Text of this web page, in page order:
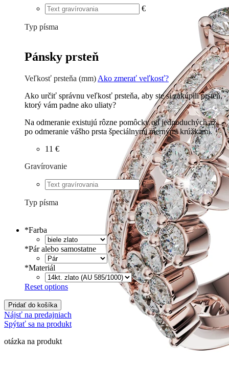
€
Typ písma
Pánsky prsteň
Veľkosť prsteňa (mm) Ako zmerať veľkosť?
Ako určiť správnu veľkosť prsteňa, aby ste si zakúpili prsteň,
ktorý vám padne ako uliaty?
Na odmeranie existujú rôzne pomôcky od jednoduchých až
po odmeranie vášho prsta špeciálnymi mernými krúžkami.
11 €
Gravírovanie
€
Typ písma
Písané €
*Farba
*Pár alebo samostatne
*Materiál
Reset options
Pridať do košíka
Nájsť na predajniach
Spýtať sa na produkt
otázka na produkt